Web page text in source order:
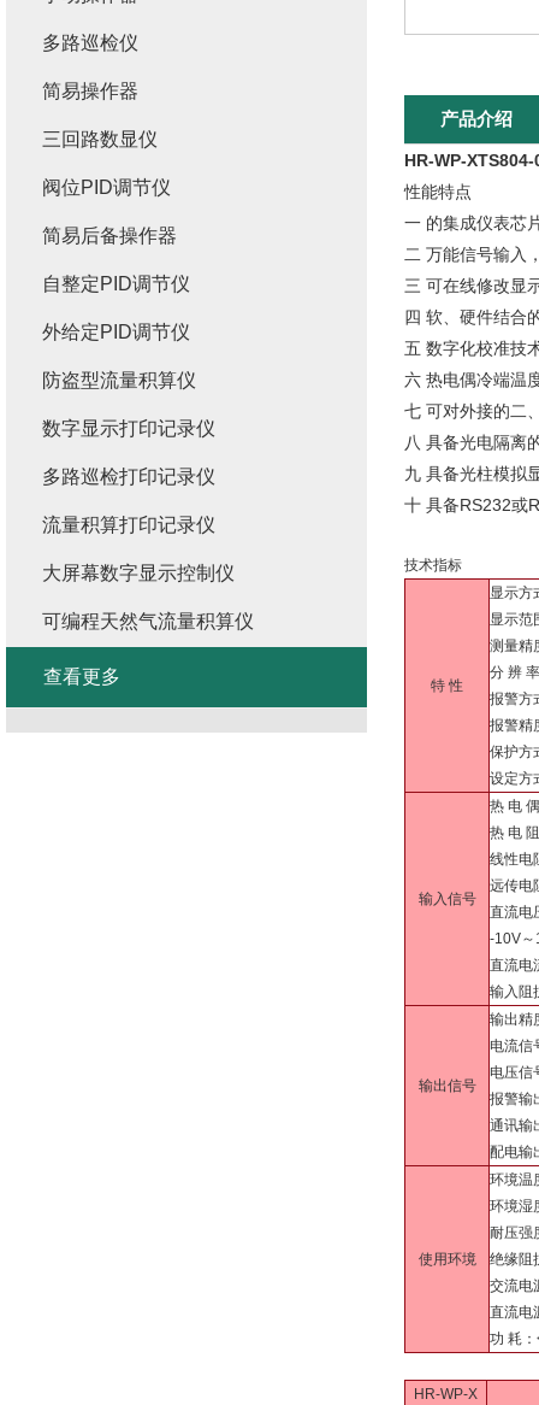
产品介绍
HR-WP-
性能特点
一 的集成仪表芯
二 万能信号输入
三 可在线修改显
四 软、硬件结合
五 数字化校准技
六 热电偶冷端温
七 可对外接的二
八 具备光电隔离
九 具备光柱模拟
十 具备RS232或
技术指标
特 性
显示方
显示范
测量精
分 辨
报警方
报警精
保护方
设定方
输入信号
热 电
热 电
线性电
远传电
直流电
-10V～
直流电
输入阻
输出信号
输出精
电流信
电压信
报警输
通讯输
配电输
使用环境
环境温
环境湿
耐压强
绝缘阻
交流电
直流电
功 耗
HR-WP-X
多路巡检仪
简易操作器
三回路数显仪
阀位PID调节仪
简易后备操作器
自整定PID调节仪
外给定PID调节仪
防盗型流量积算仪
数字显示打印记录仪
多路巡检打印记录仪
流量积算打印记录仪
大屏幕数字显示控制仪
可编程天然气流量积算仪
查看更多